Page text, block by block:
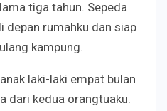
tiga tahun. Sepeda
rumahku dan siap
kampung.
laki-laki empat bulan
dari kedua orangtuaku.